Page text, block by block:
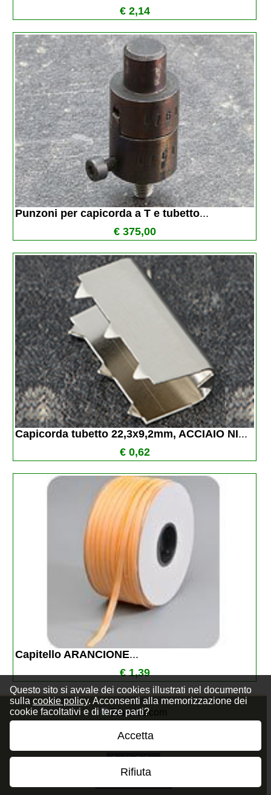
Questo sito si avvale dei cookies illustrati nel documento
sulla cookie policy. Acconsenti alla memorizzazione dei
cookie facoltativi e di terze parti?
Accetta
Rifiuta
€ 2,14
Punzoni per capicorda a T e tubetto...
€ 375,00
Capicorda tubetto 22,3x9,2mm, ACCIAIO NI...
€ 0,62
Capitello ARANCIONE...
€ 1,39
Privacy Policy
Cookie Policy